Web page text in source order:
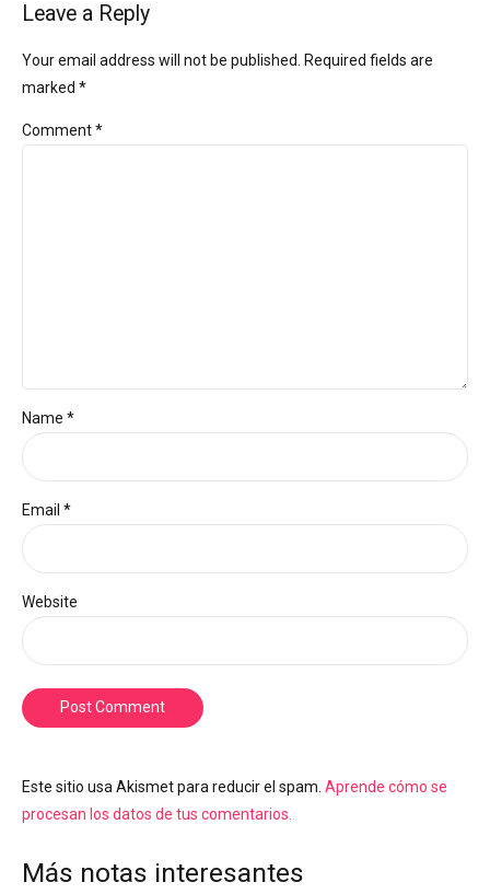
Leave a Reply
Your email address will not be published. Required fields are
marked *
Comment*
Name *
Email *
Website
Post Comment
Este sitio usa Akismet para reducir el spam. Aprende cómo se
procesan los datos de tus comentarios.
Más notas interesantes